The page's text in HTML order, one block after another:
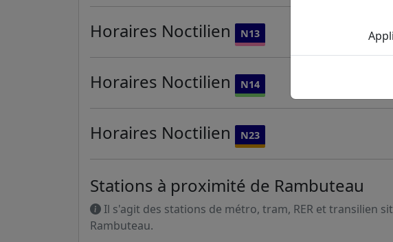
Horaires Noctilien N13
Horaires Noctilien N14
Horaires Noctilien N23
Stations à proximité de Rambuteau
Il s'agit des stations de métro, tram, RER et transilien
Rambuteau.